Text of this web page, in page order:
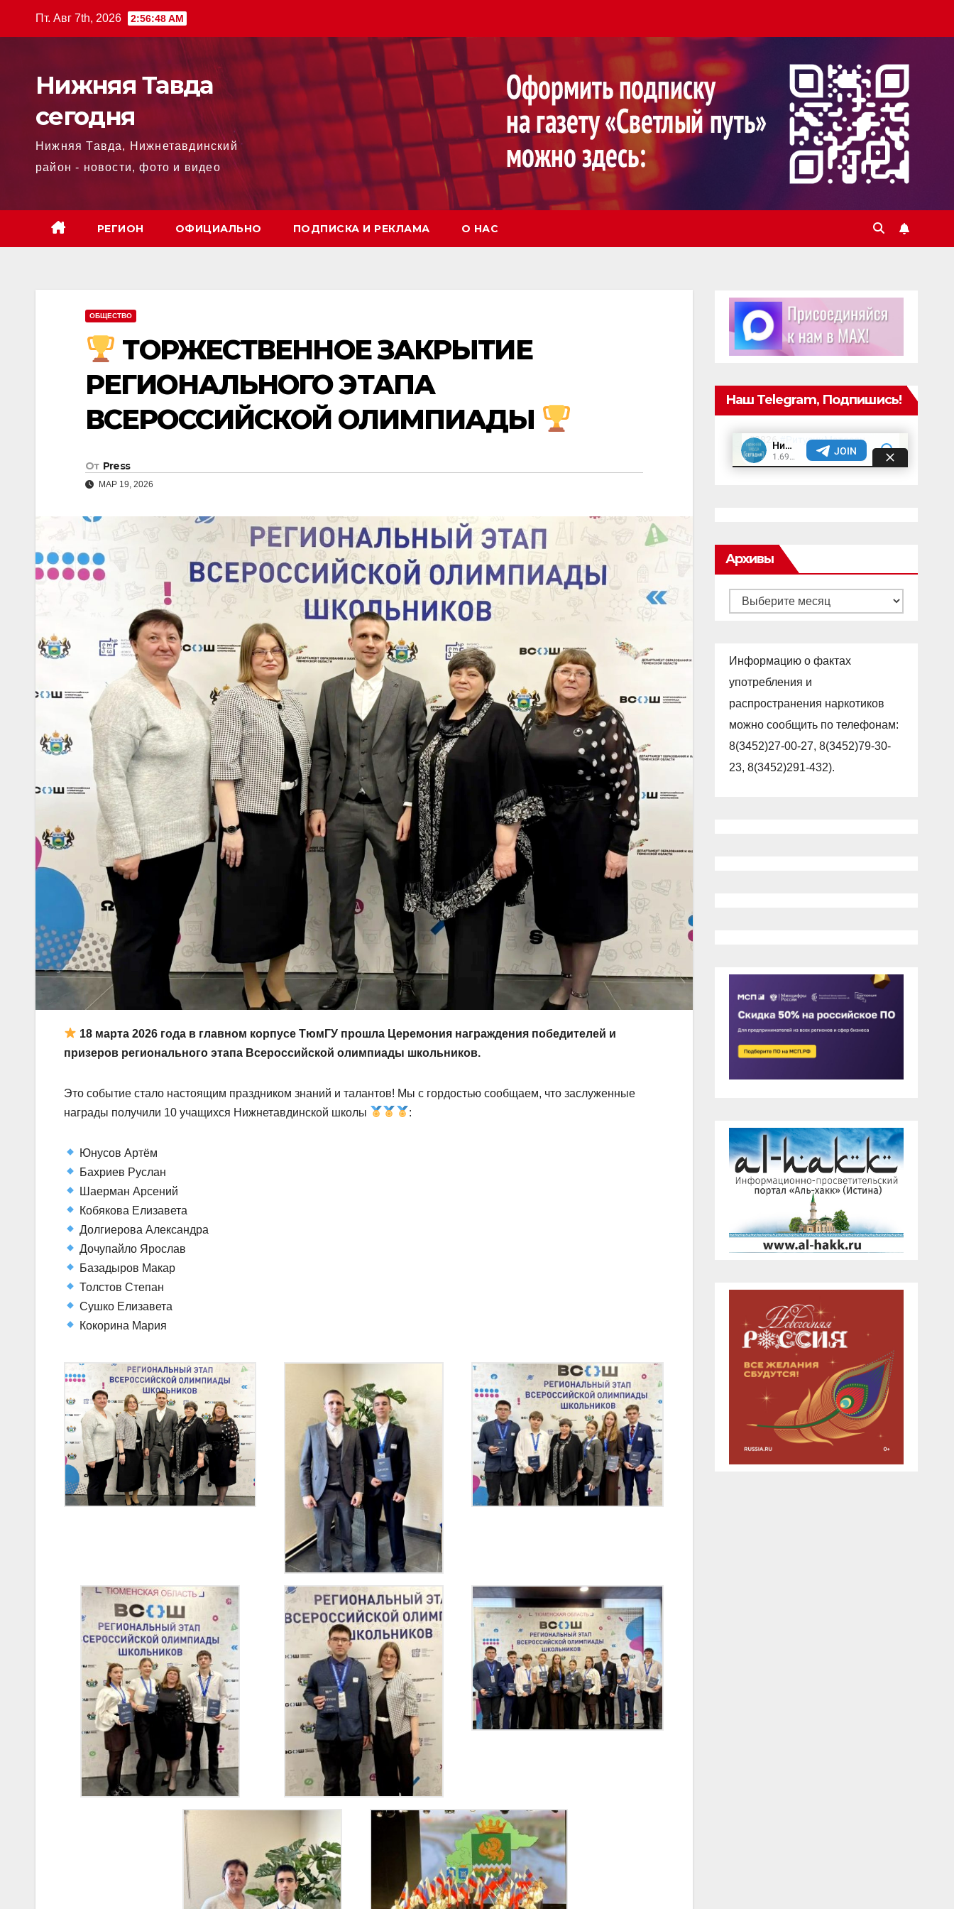
Пт. Авг 7th, 2026 2:56:49 AM
Нижняя Тавда
сегодня
Нижняя Тавда, Нижнетавдинский
район - новости, фото и видео
РЕГИОН ОФИЦИАЛЬНО ПОДПИСКА И РЕКЛАМА О НАС
ОБЩЕСТВО
ТОРЖЕСТВЕННОЕ ЗАКРЫТИЕ
РЕГИОНАЛЬНОГО ЭТАПА
ВСЕРОССИЙСКОЙ ОЛИМПИАДЫ
От Press
МАР 19, 2026
18 марта 2026 года в главном корпусе ТюмГУ прошла Церемония награждения победителей и
призеров регионального этапа Всероссийской олимпиады школьников.
Это событие стало настоящим праздником знаний и талантов! Мы с гордостью сообщаем, что заслуженные
награды получили 10 учащихся Нижнетавдинской школы
:
Юнусов Артём
Бахриев Руслан
Шаерман Арсений
Кобякова Елизавета
Долгиерова Александра
Дочупайло Ярослав
Базадыров Макар
Толстов Степан
Сушко Елизавета
Кокорина Мария
Наш Telegram, Подпишись!
Архивы
Архивы
Информацию о фактах
употребления и
распространения наркотиков
можно сообщить по телефонам:
8(3452)27-00-27, 8(3452)79-30-
23, 8(3452)291-432).